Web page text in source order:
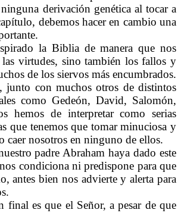
derivación genética al tocar a
debemos hacer en cambio una
la Biblia de manera que nos
virtudes, sino también los fallos y
de los siervos más encumbrados.
junto con muchos otros de distintos
como Gedeón, David, Salomón,
hemos de interpretar como serias
que tenemos que tomar minuciosa y
caer nosotros en ninguno de ellos.
padre Abraham haya dado este
condiciona ni predispone para que
antes bien nos advierte y alerta para
final es que el Señor, a pesar de que